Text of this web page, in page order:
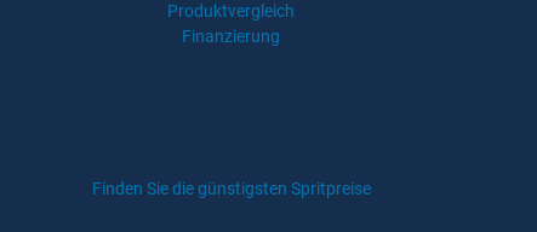
Produktvergleich
Finanzierung
Finden Sie die günstigsten Spritpreise